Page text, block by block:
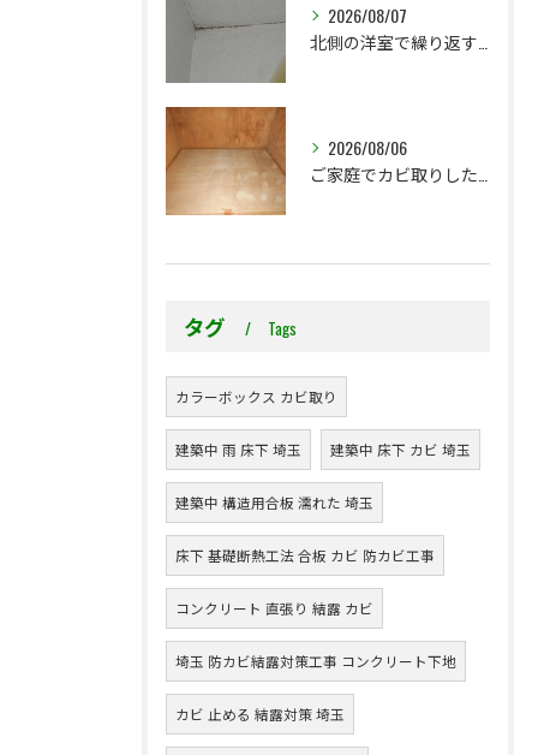
2026/08/07
2026/08/06
タグ Tags
カラーボックス カビ取り
建築中 雨 床下 埼玉 建築中 床下 カビ 埼玉
建築中 構造用合板 濡れた 埼玉
床下 基礎断熱工法 合板 カビ 防カビ工事
コンクリート 直張り 結露 カビ
埼玉 防カビ結露対策工事 コンクリート下地
カビ 止める 結露対策 埼玉